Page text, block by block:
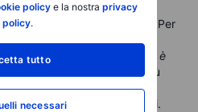
policye la nostra privacy
policy.
tutto
necessari
competitive stanno
la sua valutazione. Per
alla convinzione:
di Tesla o la narrativa è
cosa è certa: Tesla non è più
di battaglia di clamore,
sentiment degli investitori.